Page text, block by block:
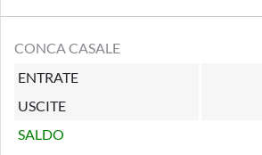
CONCA CASALE
ENTRATE
USCITE
SALDO